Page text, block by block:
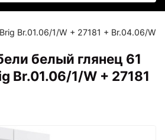
Br.01.06/1/W + 27181 + Br.04.06/W
белый глянец 61
Br.01.06/1/W + 27181